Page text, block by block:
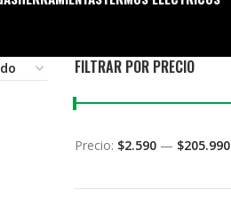
FILTRAR POR PRECIO
Precio: $2.590— $205.990